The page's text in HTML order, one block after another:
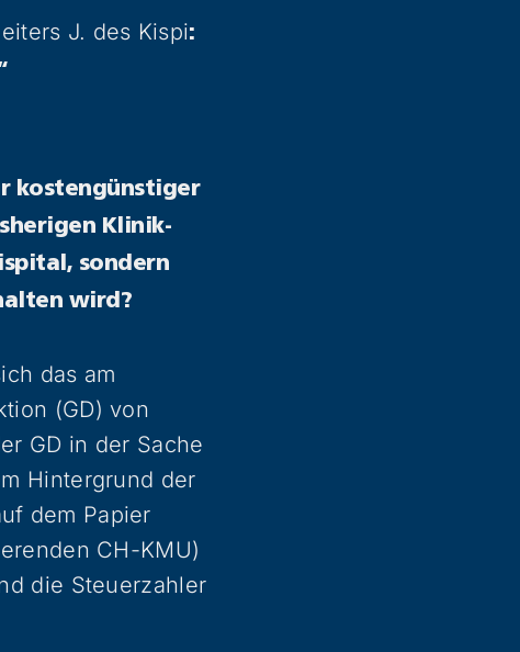
J. des Kispi:
kostengünstiger
Klinik-
sondern
wird?
das am
(GD) von
GD in der Sache
Hintergrund der
dem Papier
CH-KMU)
die Steuerzahler